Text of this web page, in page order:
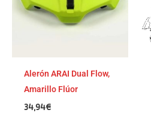
Alerón ARAI Dual Flow,
Amarillo Flúor
34,94€